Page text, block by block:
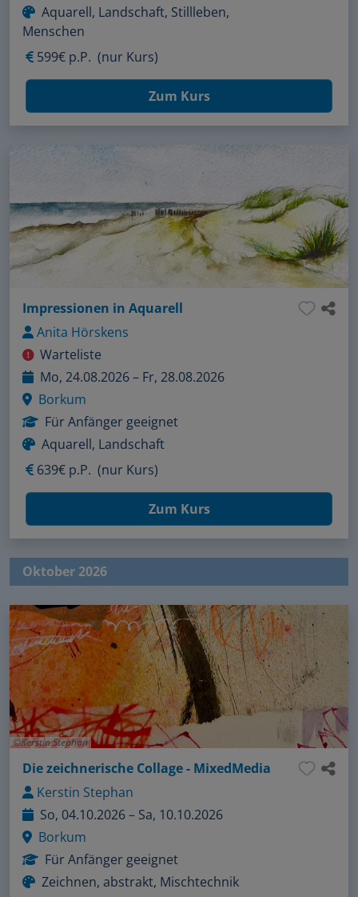
Aquarell, Landschaft, Stillleben,
Menschen
599€ p.P. (nur Kurs)
Zum Kurs
Impressionen in Aquarell
Anita Hörskens
Warteliste
Mo, 24.08.2026 – Fr, 28.08.2026
Borkum
Für Anfänger geeignet
Aquarell, Landschaft
639€ p.P. (nur Kurs)
Zum Kurs
Oktober 2026
Kerstin Stephan
Die zeichnerische Collage - MixedMedia
Kerstin Stephan
So, 04.10.2026 – Sa, 10.10.2026
Borkum
Für Anfänger geeignet
Zeichnen, abstrakt, Mischtechnik